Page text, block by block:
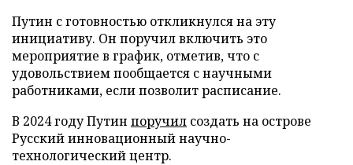
Путин с готовностью откликнулся на эту
инициативу. Он поручил включить это
мероприятие в график, отметив, что с
удовольствием пообщается с научными
работниками, если позволит расписание.
В 2024 году Путин поручил создать на острове
Русский инновационный научно-
технологический центр.